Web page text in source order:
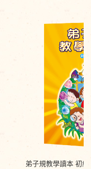
弟子規教學讀本 初